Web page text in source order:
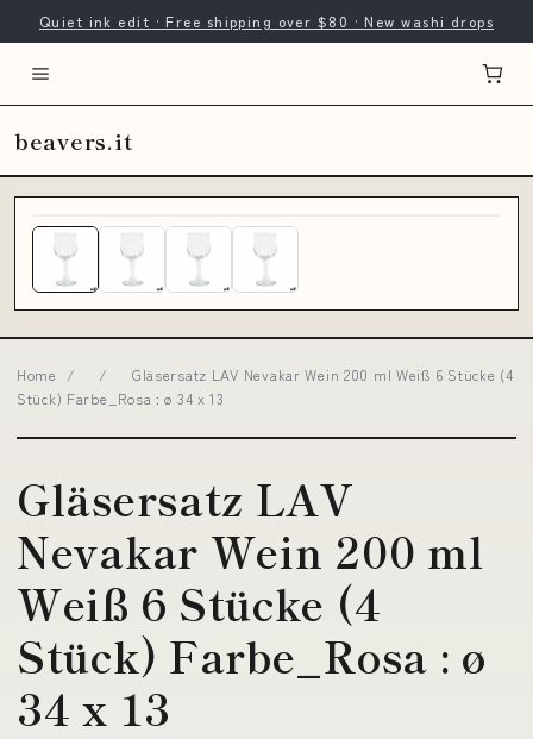
Quiet ink edit · Free shipping over $80 · New washi drops
beavers.it
Home / /
Gläsersatz LAV Nevakar Wein 200 ml Weiß 6 Stücke (4
Stück) Farbe_Rosa : ø 34 x 13
Gläsersatz LAV
Nevakar Wein 200 ml
Weiß 6 Stücke (4
Stück) Farbe_Rosa : ø
34 x 13